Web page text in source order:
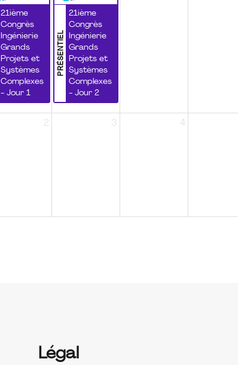
21ième
Congrès
Ingénierie
Grands
Projets et
Systèmes
Complexes
- Jour 1
PRÉSENTIEL
21ième
Congrès
Ingénierie
Grands
Projets et
Systèmes
Complexes
- Jour 2
2 3 4
Légal